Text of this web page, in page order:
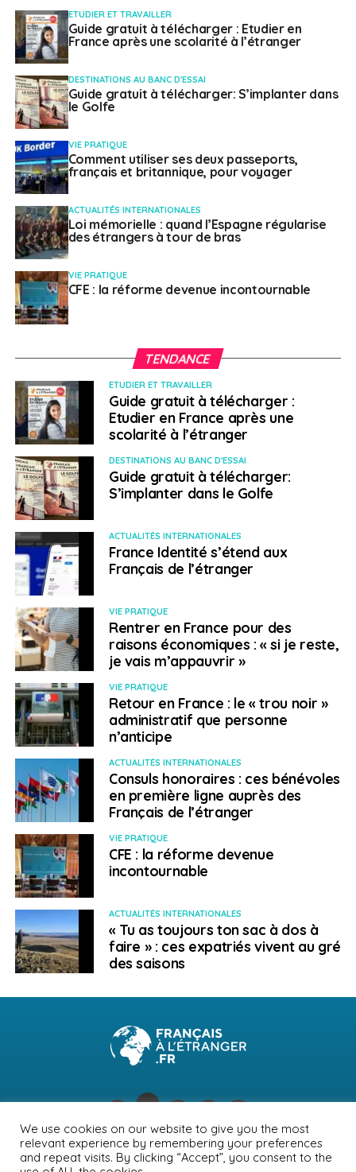
ETUDIER ET TRAVAILLER
Guide gratuit à télécharger : Etudier en
France après une scolarité à l’étranger
DESTINATIONS AU BANC D'ESSAI
Guide gratuit à télécharger: S’implanter dans
le Golfe
VIE PRATIQUE
Comment utiliser ses deux passeports,
français et britannique, pour voyager
ACTUALITÉS INTERNATIONALES
Loi mémorielle : quand l’Espagne régularise
des étrangers à tour de bras
VIE PRATIQUE
CFE : la réforme devenue incontournable
TENDANCE
ETUDIER ET TRAVAILLER
Guide gratuit à télécharger :
Etudier en France après une
scolarité à l’étranger
DESTINATIONS AU BANC D'ESSAI
Guide gratuit à télécharger:
S’implanter dans le Golfe
ACTUALITÉS INTERNATIONALES
France Identité s’étend aux
Français de l’étranger
VIE PRATIQUE
Rentrer en France pour des
raisons économiques : « si je reste,
je vais m’appauvrir »
VIE PRATIQUE
Retour en France : le « trou noir »
administratif que personne
n’anticipe
ACTUALITÉS INTERNATIONALES
Consuls honoraires : ces bénévoles
en première ligne auprès des
Français de l’étranger
VIE PRATIQUE
CFE : la réforme devenue
incontournable
ACTUALITÉS INTERNATIONALES
« Tu as toujours ton sac à dos à
faire » : ces expatriés vivent au gré
des saisons
NEWSLETTER PUBLICITÉ CONTACTS
MENTIONS LÉGALES
We use cookies on our website to give you the most
relevant experience by remembering your preferences
and repeat visits. By clicking “Accept”, you consent to the